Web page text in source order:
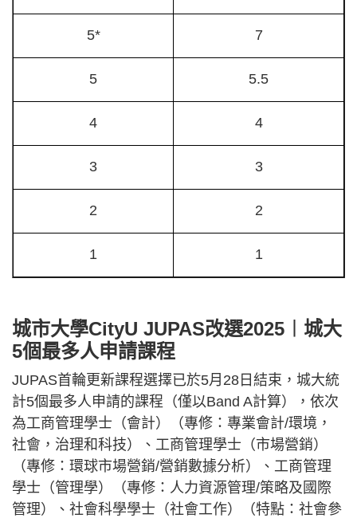
5* 7
5 5.5
4 4
3 3
2 2
1 1
城市大學CityU JUPAS改選2025︱城大
5個最多人申請課程
JUPAS首輪更新課程選擇已於5月28日結束，城大統
計5個最多人申請的課程（僅以Band A計算），依次
為工商管理學士（會計）（專修：專業會計/環境，
社會，治理和科技）、工商管理學士（市場營銷）
（專修：環球市場營銷/營銷數據分析）、工商管理
學士（管理學）（專修：人力資源管理/策略及國際
管理）、社會科學學士（社會工作）（特點：社會參